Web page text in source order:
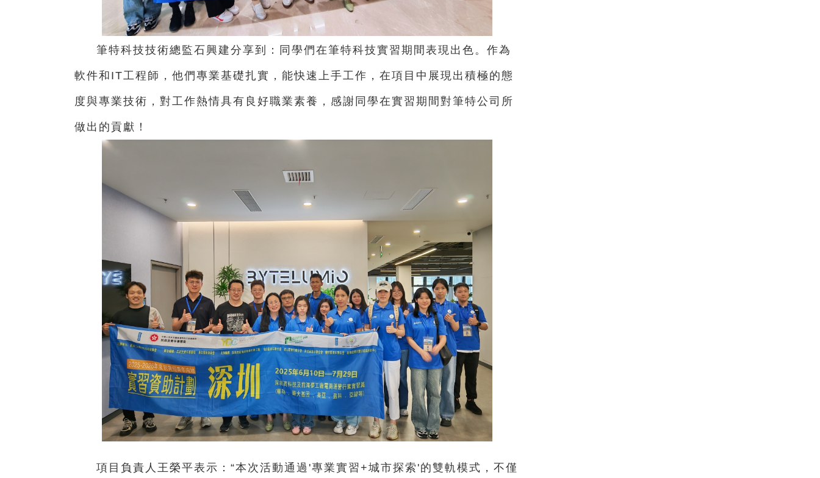
筆特科技技術總監石興建分享到：同學們在筆特科技實習期間表現出色。作為
軟件和IT工程師，他們專業基礎扎實，能快速上手工作，在項目中展現出積極的態
度與專業技術，對工作熱情具有良好職業素養，感謝同學在實習期間對筆特公司所
做出的貢獻！
項目負責人王榮平表示：“本次活動通過'專業實習+城市探索'的雙軌模式，不僅